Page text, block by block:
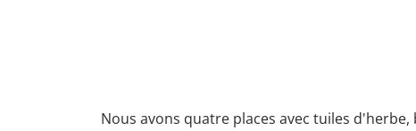
Nous avons quatre places avec tuiles